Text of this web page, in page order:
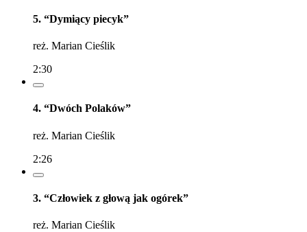
5. “Dymiący piecyk”
reż. Marian Cieślik
2:30
4. “Dwóch Polaków”
reż. Marian Cieślik
2:26
3. “Człowiek z głową jak ogórek”
reż. Marian Cieślik